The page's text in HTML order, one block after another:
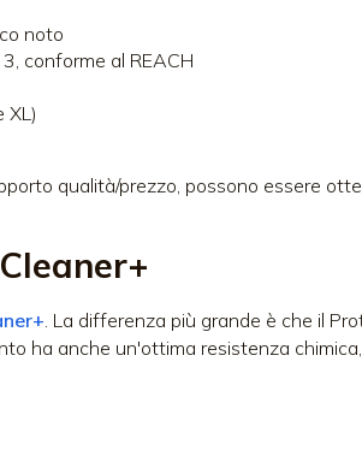
noto
conforme al REACH
XL)
qualità/prezzo, possono essere
. La differenza più grande è che il
ha anche un'ottima resistenza